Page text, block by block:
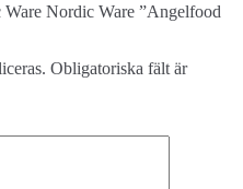
Nordic Ware ”Angelfood
Obligatoriska fält är